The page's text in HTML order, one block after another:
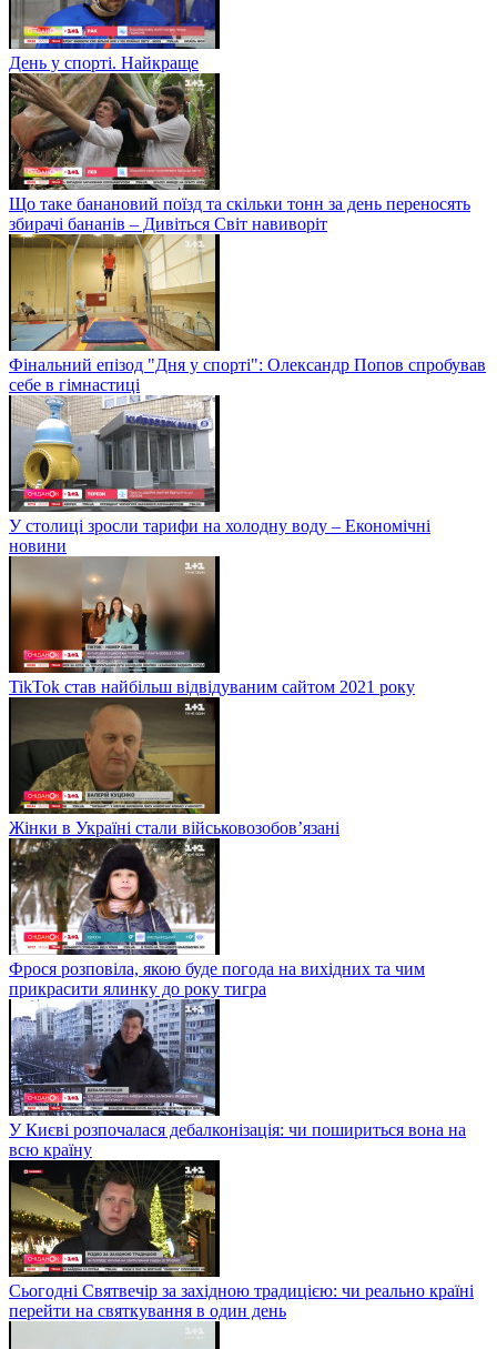
День у спорті. Найкраще
Що таке банановий поїзд та скільки тонн за день переносять
збирачі бананів – Дивіться Світ навиворіт
Фінальний епізод "Дня у спорті": Олександр Попов спробував
себе в гімнастиці
У столиці зросли тарифи на холодну воду – Економічні
новини
TikTok став найбільш відвідуваним сайтом 2021 року
Жінки в Україні стали військовозобов’язані
Фрося розповіла, якою буде погода на вихідних та чим
прикрасити ялинку до року тигра
У Києві розпочалася дебалконізація: чи пошириться вона на
всю країну
Сьогодні Святвечір за західною традицією: чи реально країні
перейти на святкування в один день